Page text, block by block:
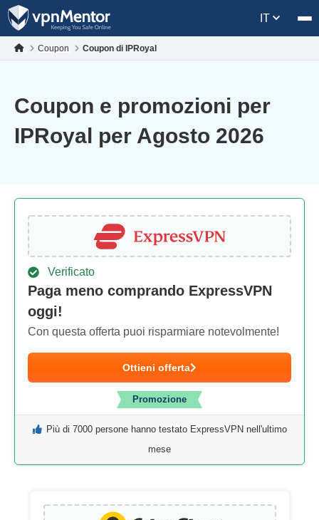
IT
Coupon Coupon di IPRoyal
Coupon e promozioni per
IPRoyal per Agosto 2026
Verificato
Paga meno comprando ExpressVPN
oggi!
Con questa offerta puoi risparmiare notevolmente!
Ottieni offerta
Promozione
Più di 7000 persone hanno testato ExpressVPN nell'ultimo
mese